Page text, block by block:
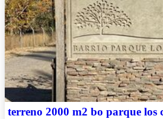
terreno 2000 m2 bo parque los